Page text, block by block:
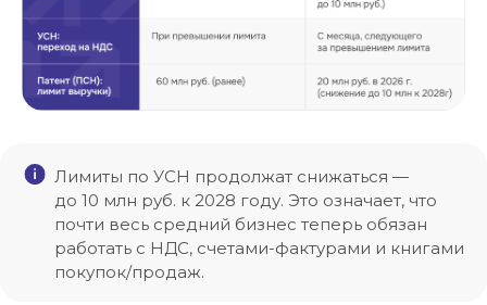
Лимиты по УСН продолжат снижаться —
до 10 млн руб. к 2028 году. Это означает, что
почти весь средний бизнес теперь обязан
работать с НДС, счетами-фактурами и книгами
покупок/продаж.